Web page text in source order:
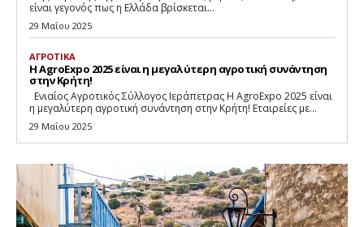
είναι γεγονός πως η Ελλάδα βρίσκεται...
29 Μαΐου 2025
ΑΓΡΟΤΙΚΑ
Η AgroExpo 2025 είναι η μεγαλύτερη αγροτική συνάντηση
στην Κρήτη!
Eνιαίος Αγροτικός Σύλλογος Ιεράπετρας Η AgroExpo 2025 είναι
η μεγαλύτερη αγροτική συνάντηση στην Κρήτη! Εταιρείες με...
29 Μαΐου 2025